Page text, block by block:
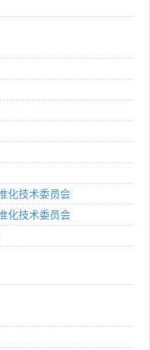
化技术委员会
化技术委员会